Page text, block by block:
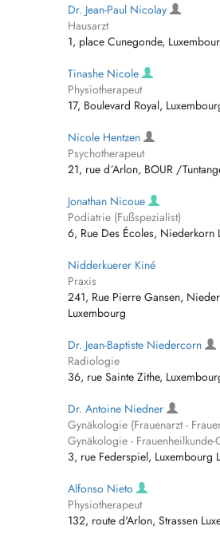
Dr. Jean-Paul Nicolay
Hausarzt
1, place Cunegonde,
Tinashe Nicole
Physiotherapeut
17, Boulevard Royal,
Nicole Hentzen
Psychotherapeut
21, rue d´Arlon, BOUR /
Jonathan Nicoue
Podiatrie (Fußspezialist)
6, Rue Des Écoles, Niederkorn
Nidderkuerer Kiné
Praxis
241, Rue Pierre Gansen,
Luxembourg
Dr. Jean-Baptiste Niedercorn
Radiologie
36, rue Sainte Zithe,
Dr. Antoine Niedner
Gynäkologie (Frauenarzt -
Gynäkologie -
3, rue Federspiel, Luxembourg
Alfonso Nieto
Physiotherapeut
132, route d'Arlon, Strassen